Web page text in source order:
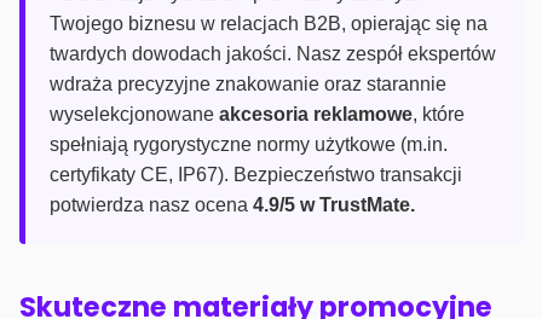
Twojego biznesu w relacjach B2B, opierając się na
twardych dowodach jakości. Nasz zespół ekspertów
wdraża precyzyjne znakowanie oraz starannie
wyselekcjonowane akcesoria reklamowe, które
spełniają rygorystyczne normy użytkowe (m.in.
certyfikaty CE, IP67). Bezpieczeństwo transakcji
potwierdza nasz ocena 4.9/5 w TrustMate.
Skuteczne materiały promocyjne